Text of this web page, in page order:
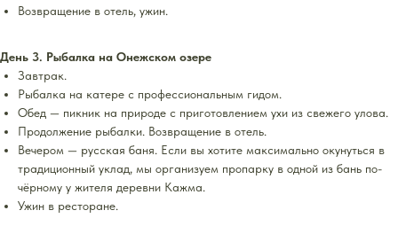
Возвращение в отель, ужин.
День 3. Рыбалка на Онежском озере
Завтрак.
Рыбалка на катере с профессиональным гидом.
Обед — пикник на природе с приготовлением ухи из свежего улова.
Продолжение рыбалки. Возвращение в отель.
Вечером — русская баня. Если вы хотите максимально окунуться в
традиционный уклад, мы организуем пропарку в одной из бань по-
чёрному у жителя деревни Кажма.
Ужин в ресторане.